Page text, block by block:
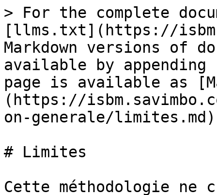
> For the complete
[llms.txt](https://
Markdown versions of
available by
page is available as
(https://
on-generale/
# Limites
Cette méthodologie ne